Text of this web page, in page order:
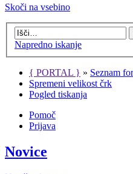
Skoči na vsebino
Napredno iskanje
{ PORTAL } » Seznam
Spremeni velikost črk
Pogled tiskanja
Pomoč
Prijava
Novice